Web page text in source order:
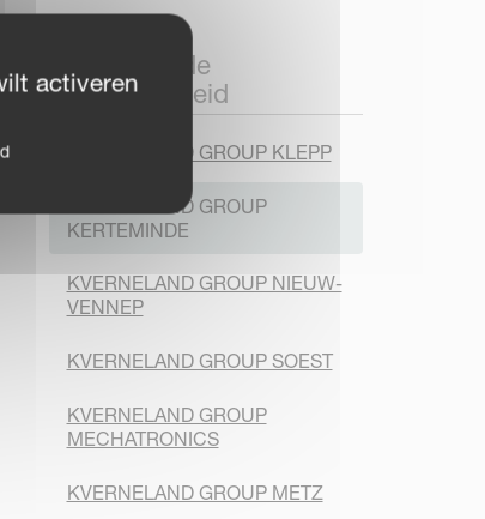
Wereldwijde
aanwezigheid
KVERNELAND GROUP KLEPP
KVERNELAND GROUP
KERTEMINDE
KVERNELAND GROUP NIEUW-
VENNEP
KVERNELAND GROUP SOEST
KVERNELAND GROUP
MECHATRONICS
KVERNELAND GROUP METZ
activeren